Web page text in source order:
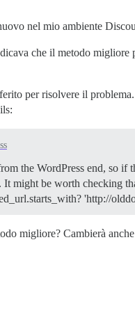
nel mio ambiente
che il metodo
per risolvere il
the WordPress end, so
It might be worth
'http://
migliore? Cambierà